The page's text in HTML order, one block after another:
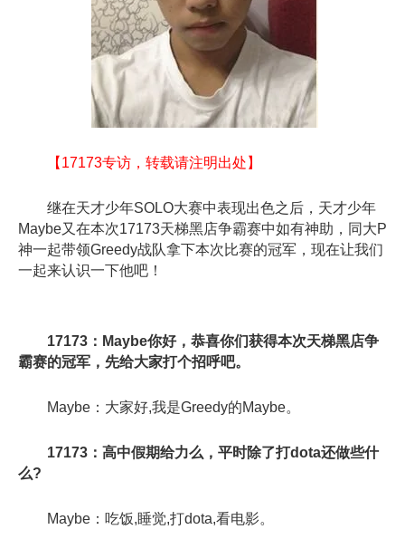
【17173专访，转载请注明出处】
继在天才少年SOLO大赛中表现出色之后，天才少年
Maybe又在本次17173天梯黑店争霸赛中如有神助，同大P
神一起带领Greedy战队拿下本次比赛的冠军，现在让我们
一起来认识一下他吧！
17173：Maybe你好，恭喜你们获得本次天梯黑店争
霸赛的冠军，先给大家打个招呼吧。
Maybe：大家好,我是Greedy的Maybe。
17173：高中假期给力么，平时除了打dota还做些什
么?
Maybe：吃饭,睡觉,打dota,看电影。